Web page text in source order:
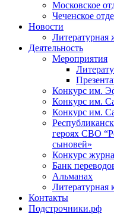
Московское
Чеченское
Новости
Литературная
Деятельность
Мероприятия
Конкурс им.
Конкурс им.
Конкурс им.
героях СВО
сыновей»
Конкурс
Банк
Альманах
Литературная
Контакты
Подстрочники.рф